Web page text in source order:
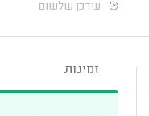
עודכן שלשום
זמינות